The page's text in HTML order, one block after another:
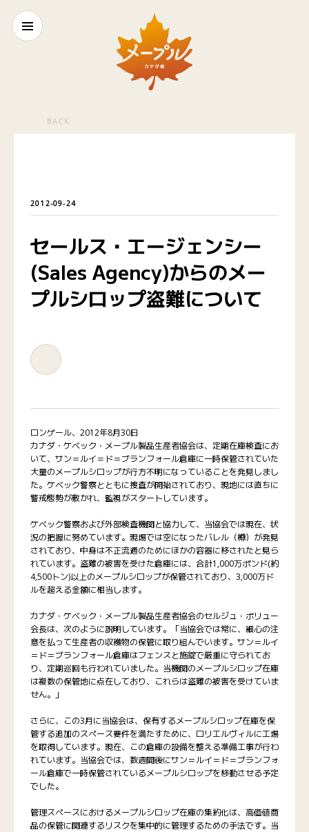
BACK
2012-09-24
セールス・エージェンシー
(Sales Agency)からのメー
プルシロップ盗難について
ロンゲール、2012年8月30日
カナダ・ケベック・メープル製品生産者協会は、定期在庫検査にお
いて、サン＝ルイ＝ド＝ブランフォール倉庫に一時保管されていた
大量のメープルシロップが行方不明になっていることを発見しまし
た。ケベック警察とともに捜査が開始されており、現地には直ちに
警戒態勢が敷かれ、監視がスタートしています。
ケベック警察および外部検査機関と協力して、当協会では現在、状
況の把握に努めています。現場では空になったバレル（樽）が発見
されており、中身は不正流通のためにほかの容器に移されたと見ら
れています。盗難の被害を受けた倉庫には、合計1,000万ポンド(約
4,500トン)以上のメープルシロップが保管されており、3,000万ド
ルを超える金額に相当します。
カナダ・ケベック・メープル製品生産者協会のセルジュ・ボリュー
会長は、次のように説明しています。「当協会では常に、細心の注
意を払って生産者の収穫物の保管に取り組んでいます。サン＝ルイ
＝ド＝ブランフォール倉庫はフェンスと施錠で厳重に守られてお
り、定期巡回も行われていました。当機関のメープルシロップ在庫
は複数の保管地に点在しており、これらは盗難の被害を受けていま
せん。」
さらに、この3月に当協会は、保有するメープルシロップ在庫を保
管する追加のスペース要件を満たすために、ロリエルヴィルに工場
を取得しています。現在、この倉庫の設備を整える準備工事が行わ
れています。当協会では、数週間後にサン＝ルイ＝ド＝ブランフォ
ール倉庫で一時保管されているメープルシロップを移動させる予定
でした。
管理スペースにおけるメープルシロップ在庫の集約化は、高価値商
品の保管に関連するリスクを集中的に管理するための手法です。当